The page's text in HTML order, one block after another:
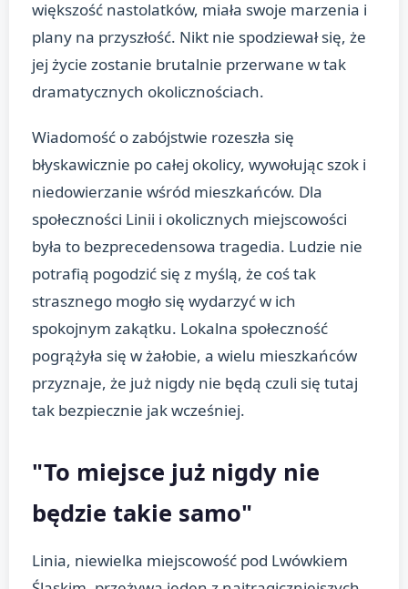
większość nastolatków, miała swoje marzenia i
plany na przyszłość. Nikt nie spodziewał się, że
jej życie zostanie brutalnie przerwane w tak
dramatycznych okolicznościach.
Wiadomość o zabójstwie rozeszła się
błyskawicznie po całej okolicy, wywołując szok i
niedowierzanie wśród mieszkańców. Dla
społeczności Linii i okolicznych miejscowości
była to bezprecedensowa tragedia. Ludzie nie
potrafią pogodzić się z myślą, że coś tak
strasznego mogło się wydarzyć w ich
spokojnym zakątku. Lokalna społeczność
pogrążyła się w żałobie, a wielu mieszkańców
przyznaje, że już nigdy nie będą czuli się tutaj
tak bezpiecznie jak wcześniej.
"To miejsce już nigdy nie
będzie takie samo"
Linia, niewielka miejscowość pod Lwówkiem